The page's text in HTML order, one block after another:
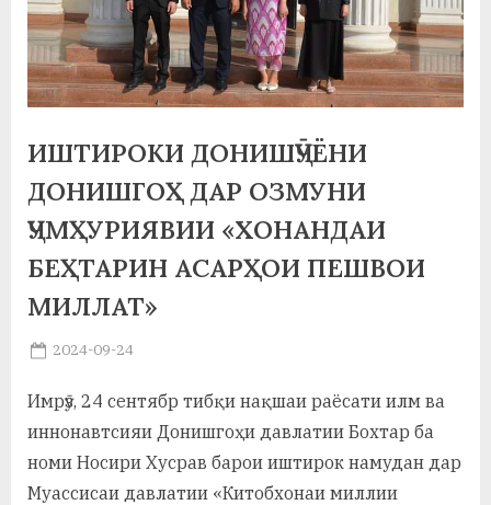
а
н
о
о
и
Х
ИШТИРОКИ ДОНИШҶӮЁНИ
ДОНИШГОҲ ДАР ОЗМУНИ
ҶУМҲУРИЯВИИ «ХОНАНДАИ
БЕҲТАРИН АСАРҲОИ ПЕШВОИ
МИЛЛАТ»
Posted
2024-09-24
Имрӯз, 24 сентябр тибқи нақшаи раёсати илм ва
иннонавтсияи Донишгоҳи давлатии Бохтар ба
номи Носири Хусрав барои иштирок намудан дар
Муассисаи давлатии «Китобхонаи миллии